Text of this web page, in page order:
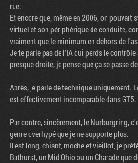
rue.
Et encore que, même en 2006, on pouvait
virtuel et son périphérique de conduite,
vraiment que le minimum en dehors de
Je te parle pas de l'IA qui perds le
presque droite, je pense que ça se passe
Après, je parle de technique uniquement.
est effectivement incomparable dans GT5.
Par contre, sincèrement, le Nurburgring,
genre overhypé que je ne supporte plus.
Il est long, chiant, moche et vieillot, je
Bathurst, un Mid Ohio ou un Charade que